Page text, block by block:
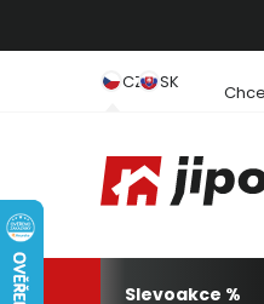
CZ SK
Slevoakce